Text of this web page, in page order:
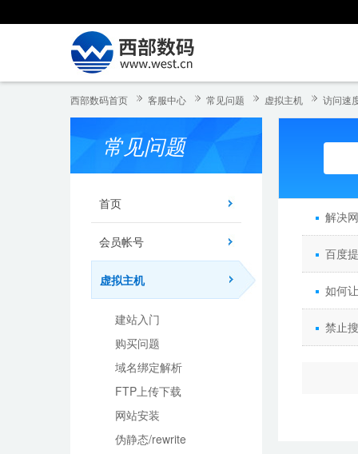
西部数码首页 客服中心 常见问题 虚拟主机 访问速
常见问题
首页
会员帐号
虚拟主机
建站入门
购买问题
域名绑定解析
FTP上传下载
网站安装
伪静态/rewrite
解决
百度
如何
禁止